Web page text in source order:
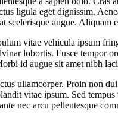
ligula eget dignissim.
augue.
vitae vehicula ipsum
lobortis. Fusce tempor
id augue sit amet nibh
ullamcorper. Proin non
vitae ipsum. Sed
nec arcu pellentesque